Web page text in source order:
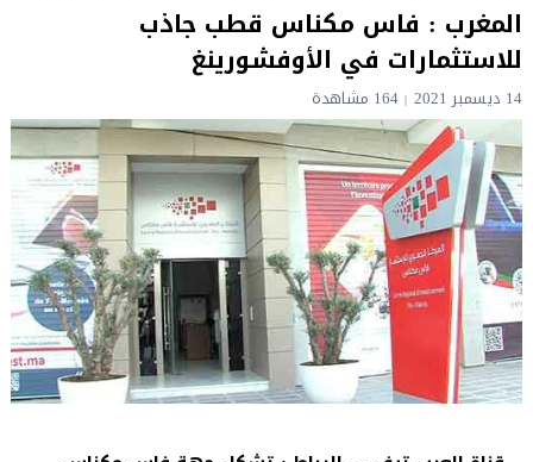
المغرب : فاس مكناس قطب جاذب
للاستثمارات في الأوفشورينغ
14 ديسمبر 2021 164مشاهدة